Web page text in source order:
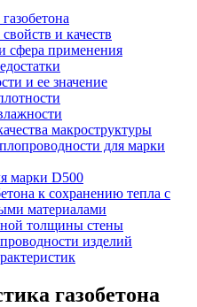
и качеств
сфера применения
и ее значение
макроструктуры
для марки
марки D500
к сохранению тепла с
материалами
толщины стены
изделий
газобетона